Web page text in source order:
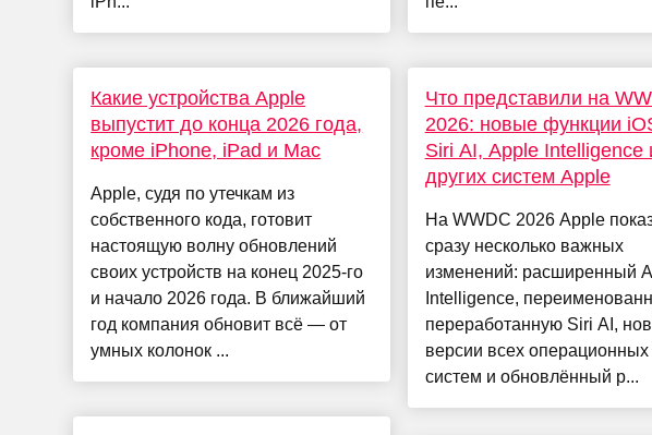
Какие устройства Apple
выпустит до конца 2026 года,
кроме iPhone, iPad и Mac
Apple, судя по утечкам из
собственного кода, готовит
настоящую волну обновлений
своих устройств на конец 2025-го
и начало 2026 года. В ближайший
год компания обновит всё — от
умных колонок ...
Что представили на
2026: новые функции
Siri AI, Apple Intelligence
других систем Apple
На WWDC 2026 Apple
сразу несколько важных
изменений: расширенный
Intelligence,
переработанную Siri AI,
версии всех операционных
систем и обновлённый р...